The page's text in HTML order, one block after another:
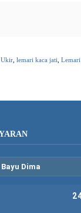
Ukir lemari kaca jati Lemari
Bayu Dima